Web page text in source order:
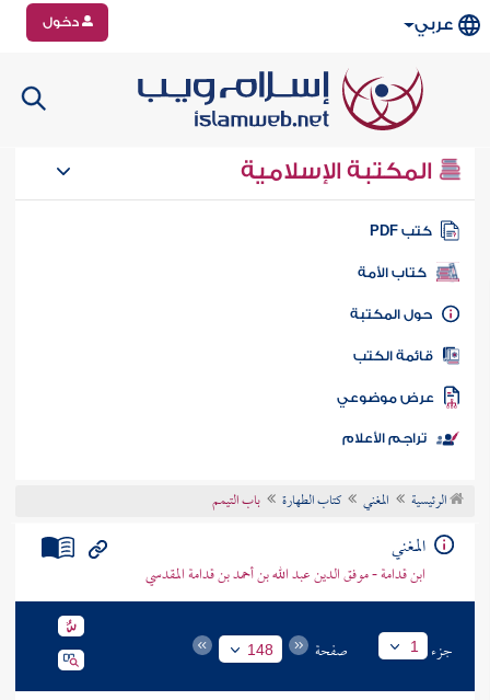
عربي دخول
المكتبة الإسلامية
كتب PDF
كتاب الأمة
المكتبة
الكتب
موضوعي
تراجم الأعلام
الرئيسية المغني كتاب الطهارة باب التيمم
المغني
ابن قدامة - موفق الدين عبد الله بن أحمد بن قدامة المقدسي
جزء 1 صفحة 148